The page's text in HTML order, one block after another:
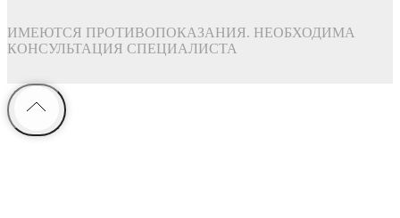
ИМЕЮТСЯ ПРОТИВОПОКАЗАНИЯ. НЕОБХОДИМА
КОНСУЛЬТАЦИЯ СПЕЦИАЛИСТА